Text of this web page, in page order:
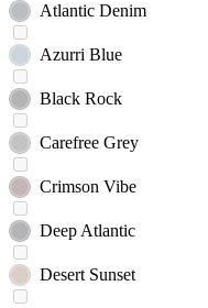
Atlantic Denim
Azurri Blue
Black Rock
Carefree Grey
Crimson Vibe
Deep Atlantic
Desert Sunset